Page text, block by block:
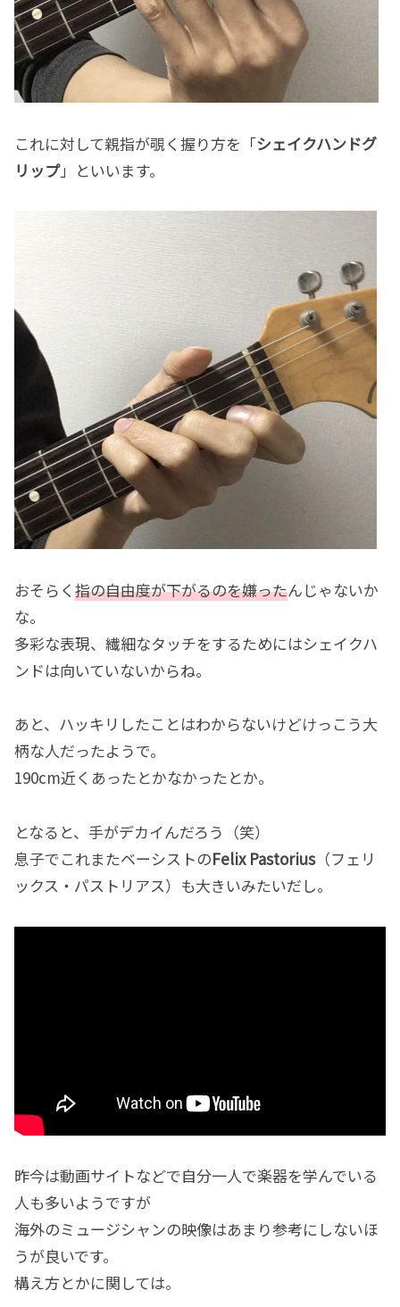
これに対して親指が覗く握り方を「シェイクハンドグ
リップ」といいます。
おそらく 指の自由度が下がるのを嫌ったんじゃないか
な。
多彩な表現、繊細なタッチをするためにはシェイクハ
ンドは向いていないからね。
あと、ハッキリしたことはわからないけどけっこう大
柄な人だったようで。
190cm近くあったとかなかったとか。
となると、手がデカイんだろう（笑）
息子でこれまたベーシストのFelix Pastorius（フェリ
ックス・パストリアス）も大きいみたいだし。
昨今は動画サイトなどで自分一人で楽器を学んでいる
人も多いようですが
海外のミュージシャンの映像はあまり参考にしないほ
うが良いです。
構え方とかに関しては。